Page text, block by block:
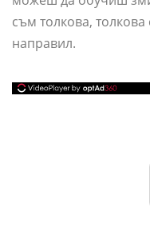
съм толкова,
направил.